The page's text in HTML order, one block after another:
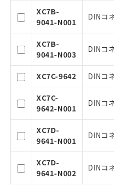
XC7B-
9041-N001
DINコ
XC7B-
9041-N003
DINコ
XC7C-9642 DINコ
XC7C-
9642-N001
DINコ
XC7D-
9641-N001
DINコ
XC7D-
9641-N002
DINコ
－
在庫なし(
たはお客
機器販売店
空
白
情報を公
ご相談くださ
オムロン制御
点は「販売ネ
ください。
在庫状況およ
事前の承諾な
示しないよう
マイパーツ機
ビス）をご利
メンバーズに
あります。
お客様が当ウ
登録された部
および当社の
品・サービス
引・商談に必
をご了承くださ